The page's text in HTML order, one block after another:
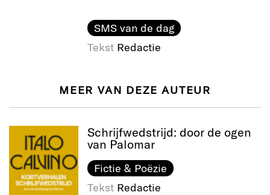
SMS van de dag
Tekst Redactie
MEER VAN DEZE AUTEUR
Schrijfwedstrijd: door de ogen
van Palomar
Fictie & Poëzie
Tekst Redactie